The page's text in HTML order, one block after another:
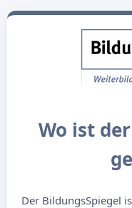
Wo ist
Der BildungsSpiegel